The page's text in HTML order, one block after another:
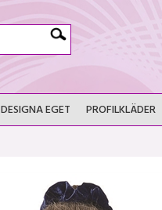
DESIGNA EGET PROFILKLÄDER